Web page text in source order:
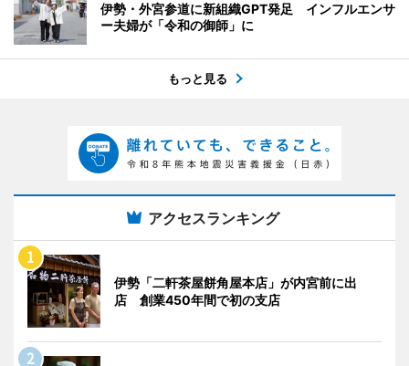
伊勢・外宮参道に新組織GPT発足 インフルエンサ
ー夫婦が「令和の御師」に
もっと見る
アクセスランキング
伊勢「二軒茶屋餅角屋本店」が内宮前に出
店 創業450年間で初の支店